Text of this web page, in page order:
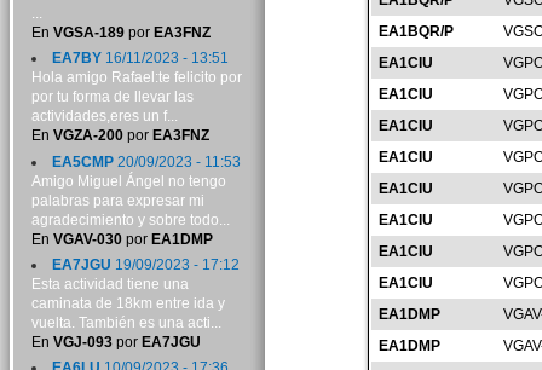
EA1BQR/P
EA1CIU
EA1CIU
EA1CIU
EA1CIU
EA1CIU
EA1CIU
EA1CIU
EA1CIU
EA1DMP
EA1DMP
...
En VGSA-189por EA3FNZ
EA7BY16/11/2023 - 13:51
Hola amigo Rafael:te felicito por
por tu forma de llevar las
actividades,eres un f...
En VGZA-200por EA3FNZ
EA5CMP20/09/2023 - 11:53
Amigo Miguel Ángel no tengo
palabras para expresar mi
agradecimiento y sobre todo...
En VGAV-030por EA1DMP
EA7JGU 19/09/2023 - 17:12
Esta actividad tiene una
caminata de 18km entre ida y
vuelta. También es una acti...
En VGJ-093por EA7JGU